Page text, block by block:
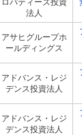
ロパティーズ投資
法人
アサヒグループホ
ールディングス
アドバンス・レジ
デンス投資法人
アドバンス・レジ
デンス投資法人